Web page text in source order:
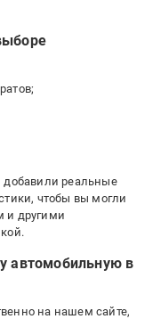
добавили реальные
чтобы вы могли
и другими
автомобильную в
на нашем сайте,